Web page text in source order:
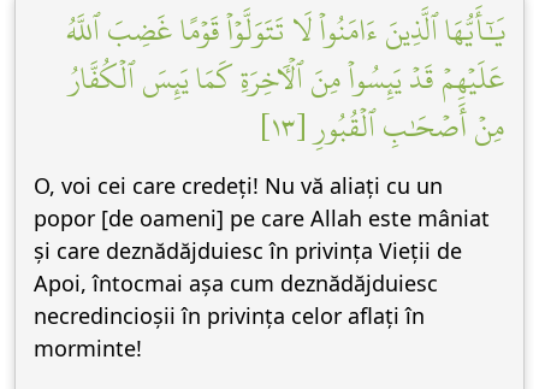
يَٰٓأَيُّهَا ٱلَّذِينَ ءَامَنُواْ لَا تَتَوَلَّوۡاْ قَوۡمًا غَضِبَ ٱللَّهُ
عَلَيۡهِمۡ قَدۡ يَئِسُواْ مِنَ ٱلۡأٓخِرَةِ كَمَا يَئِسَ ٱلۡكُفَّارُ
مِنۡ أَصۡحَٰبِ ٱلۡقُبُورِ [١٣]
O, voi cei care credeți! Nu vă aliați cu un
popor [de oameni] pe care Allah este mâniat
și care deznădăjduiesc în privința Vieții de
Apoi, întocmai așa cum deznădăjduiesc
necredincioșii în privința celor aflați în
morminte!